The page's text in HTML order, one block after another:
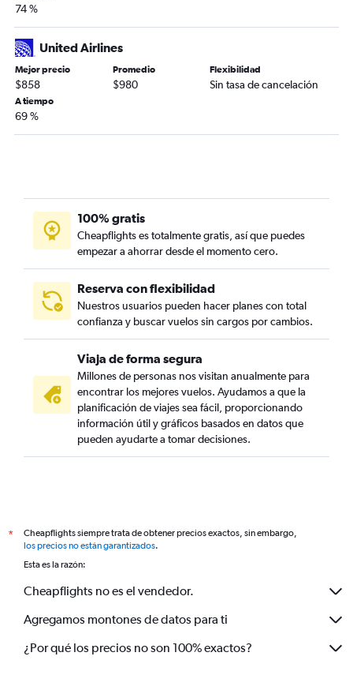
74 %
United Airlines
Mejor precio
$858
Promedio
$980
Flexibilidad
Sin tasa de cancelación
A tiempo
69 %
100% gratis
Cheapflights es totalmente gratis, así que puedes
empezar a ahorrar desde el momento cero.
Reserva con flexibilidad
Nuestros usuarios pueden hacer planes con total
confianza y buscar vuelos sin cargos por cambios.
Viaja de forma segura
Millones de personas nos visitan anualmente para
encontrar los mejores vuelos. Ayudamos a que la
planificación de viajes sea fácil, proporcionando
información útil y gráficos basados en datos que
pueden ayudarte a tomar decisiones.
*
Cheapflights siempre trata de obtener precios exactos, sin embargo,
los precios no están garantizados.
Esta es la razón:
Cheapflights no es el vendedor.
Agregamos montones de datos para ti
¿Por qué los precios no son 100% exactos?